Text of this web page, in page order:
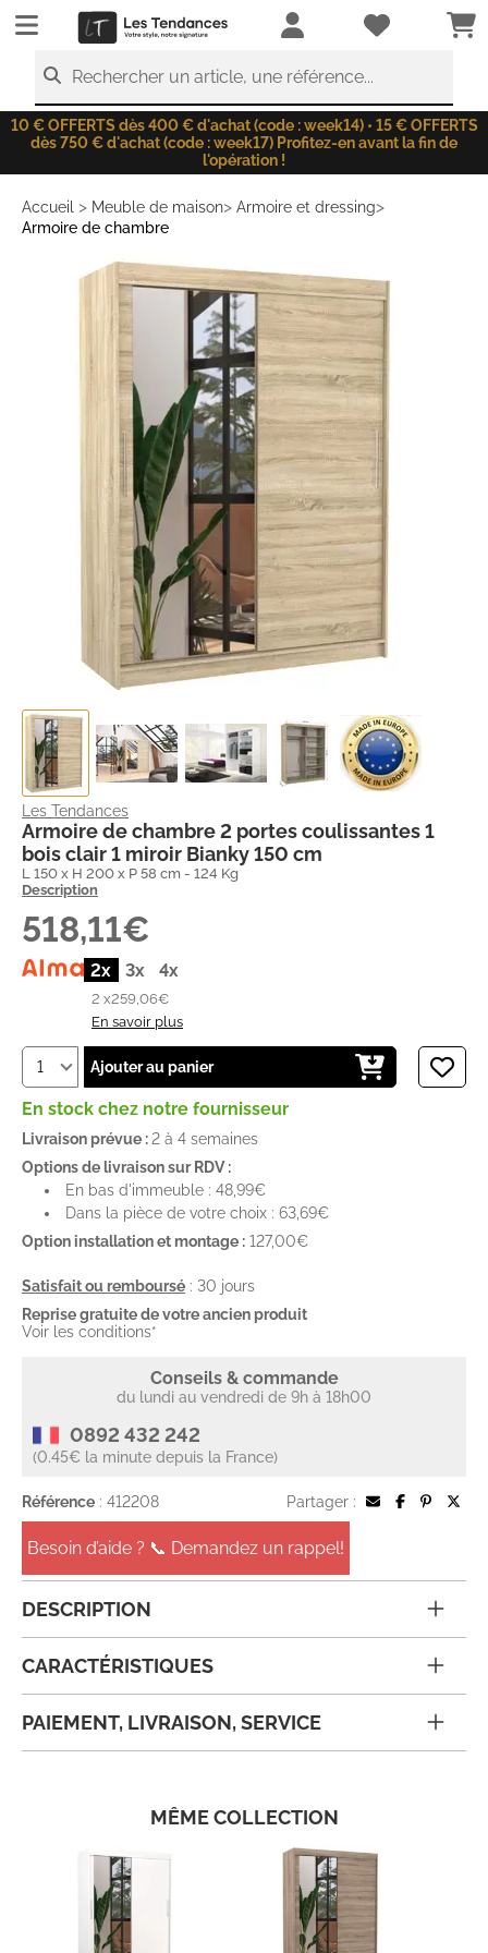
LesTendances.fr
Rechercher un article, une référence...
10 € OFFERTS dès 400 € d'achat (code : week14) • 15 € OFFERTS
dès 750 € d'achat (code : week17) Profitez-en avant la fin de
l'opération !
Accueil > Meuble de maison> Armoire et dressing>
Armoire de chambre
Les Tendances
Armoire de chambre 2 portes coulissantes 1
bois clair 1 miroir Bianky 150 cm
L 150 x H 200 x P 58 cm - 124 Kg
Description
518,11€
2x 3x 4x
2 x259,06€
En savoir plus
Ajouter au panier
En stock chez notre fournisseur
Livraison prévue :2 à 4 semaines
Options de livraison sur RDV :
En bas d'immeuble : 48,99€
Dans la pièce de votre choix : 63,69€
Option installation et montage : 127,00€
Satisfait ou remboursé : 30 jours
Reprise gratuite de votre ancien produit
Voir les conditions*
Conseils & commande
du lundi au vendredi de 9h à 18h00
0892 432 242
(0.45€ la minute depuis la France)
Référence : 412208 Partager :
Besoin d’aide ? 📞 Demandez un rappel!
DESCRIPTION
CARACTÉRISTIQUES
PAIEMENT, LIVRAISON, SERVICE
MÊME COLLECTION